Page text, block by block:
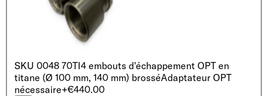
SKU 0048 70TI4 embouts d'échappement OPT en
titane (Ø 100 mm, 140 mm) brosséAdaptateur OPT
nécessaire+€440.00